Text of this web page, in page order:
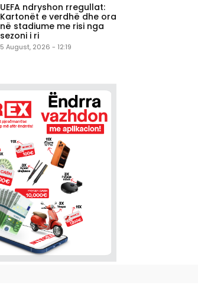
UEFA ndryshon rregullat:
Kartonët e verdhë dhe ora
në stadiume me risi nga
sezoni i ri
5 August, 2026 - 12:19